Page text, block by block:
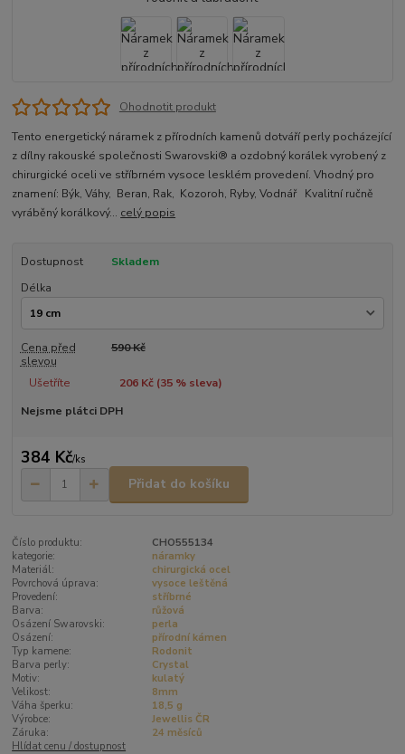
Ohodnotit produkt
Tento energetický náramek z přírodních kamenů dotváří perly pocházející
z dílny rakouské společnosti Swarovski® a ozdobný korálek vyrobený z
chirurgické oceli ve stříbrném vysoce lesklém provedení. Vhodný pro
znamení: Býk, Váhy, Beran, Rak, Kozoroh, Ryby, Vodnář Kvalitní ručně
vyráběný korálkový... celý popis
Dostupnost
Skladem
Délka
Cena před
slevou
590 Kč
Ušetříte 206 Kč (35% sleva)
Nejsme plátci DPH
384 Kč/ks
Přidat do košíku
Číslo produktu:
CHO555134
kategorie:
náramky
Materiál:
chirurgická ocel
Povrchová úprava:
vysoce leštěná
Provedení:
stříbrné
Barva:
růžová
Osázení Swarovski:
perla
Osázení:
přírodní kámen
Typ kamene:
Rodonit
Barva perly:
Crystal
Motiv:
kulatý
Velikost:
8mm
Váha šperku:
18,5 g
Výrobce:
Jewellis ČR
Záruka:
24 měsíců
Hlídat cenu / dostupnost